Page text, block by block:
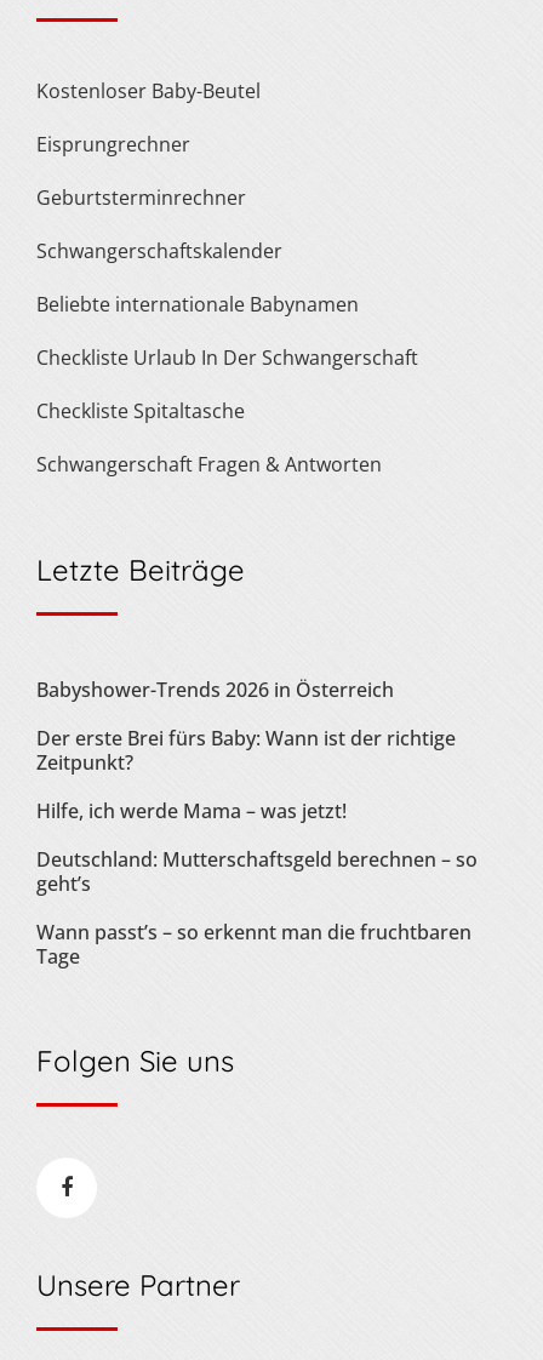
Kostenloser Baby-Beutel
Eisprungrechner
Geburtsterminrechner
Schwangerschaftskalender
Beliebte internationale Babynamen
Checkliste Urlaub In Der Schwangerschaft
Checkliste Spitaltasche
Schwangerschaft Fragen & Antworten
Letzte Beiträge
Babyshower-Trends 2026 in Österreich
Der erste Brei fürs Baby: Wann ist der richtige
Zeitpunkt?
Hilfe, ich werde Mama – was jetzt!
Deutschland: Mutterschaftsgeld berechnen – so
geht’s
Wann passt’s – so erkennt man die fruchtbaren
Tage
Folgen Sie uns
Unsere Partner